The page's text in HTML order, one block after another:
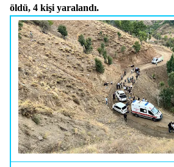
öldü, 4 kişi yaralandı.